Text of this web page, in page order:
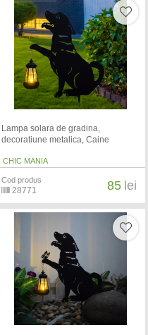
Lampa solara de gradina,
decoratiune metalica, Caine
CHIC MANIA
Cod produs
28771 85 lei